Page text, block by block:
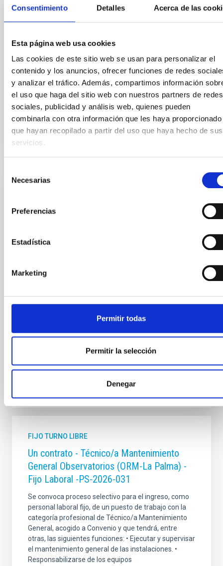
Consentimiento Detalles Acerca de las
Esta página web usa cookies
Las cookies de este sitio web se usan para personalizar el
contenido y los anuncios, ofrecer funciones de redes
y analizar el tráfico. Además, compartimos información
el uso que haga del sitio web con nuestros partners de redes
sociales, publicidad y análisis web, quienes pueden
combinarla con otra información que les haya proporcionado
que hayan recopilado a partir del uso que haya hecho de sus
servicios.
Necesarias
Preferencias
Estadística
Marketing
Permitir todas
Permitir la selección
Denegar
Se convoca proceso selectivo para formalizar un
sistema general de acceso libre y que tendrá, entre
otras, las siguientes funciones: Dentro del equipo de
mecánica del proyecto sistema
17/07/2026
Plazo de presentación hasta el
07/08/2026
Un contrato - Técnico/a de Taller -
categoría profesional de Técnico/a de Taller, acogido
mecánica, ajuste y montaje de piezas y conjuntos,
empleando máquinas herramienta
Fecha de publicación
13/07/2026
FIJO TURNO LIBRE
Un contrato - Técnico/a Mantenimiento
General Observatorios (ORM-La Palma) -
Fijo Laboral -PS-2026-031
Se convoca proceso selectivo para el ingreso, como
personal laboral fijo, de un puesto de trabajo con la
categoría profesional de Técnico/a Mantenimiento
General, acogido a Convenio y que tendrá, entre
otras, las siguientes funciones: • Ejecutar y supervisar
el mantenimiento general de las instalaciones. •
Responsabilizarse de los equipos